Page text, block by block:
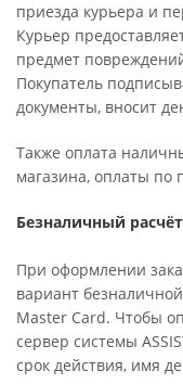
приезда курьера и
Курьер
предмет
Покупатель
документы, вносит
Также оплата
магазина, оплаты по
Безналичный расчёт
При оформлении
вариант
Master Card. Чтобы
сервер системы
срок действия, имя